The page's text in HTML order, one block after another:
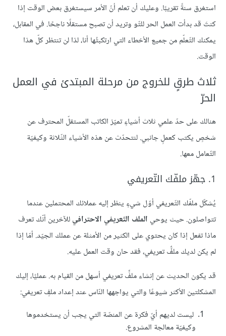
استغرق سنةً تقريبًا. وعليك أن تعلم أنّ الأمر سيستغرق بعض الوقت إذا
كنتَ قد بدأت العمل الحر للتّو وتريد أن تصبح مستقلًا ناجحًا. في المقابل،
يمكنك التّعلّم من جميع الأخطاء التي ارتكبتُها أنا، لذا لن تنتظر كلّ هذا
الوقت.
ثلاث طرقٍ للخروج من مرحلة المبتدئ في العمل
الحرّ
هنالك على حدّ علمي ثلاث أشياءٍ تميّز الكاتب المستقلّ المحترف عن
شخصٍ يكتب كعملٍ جانبي. لنتحدّث عن هذه الأشياء الثّلاثة وكيفيّة
التّعامل معها.
1. جهّز ملفّك التّعريفي
يُشكّل ملفّك التّعريفي أوّل شيءٍ ينظر إليه عملائك المحتملين عندما
تتواصلون. حيث يوحي الملف التّعريفي الاحترافيللآخرين أنّك تعرف
ماذا تفعل إذا كان يحتوي على الكثير من الأمثلة عن عملك الجيّد. أمّا إذا
لم يكن لديك ملفٌّ تعريفي، فقد حان وقت العمل عليه.
قد يكون الحديث عن إنشاء ملفٍّ تعريفي أسهل من القيام به. عمليًا، إليك
المشكلتين الأكثر شيوعًا والتي يواجهها النّاس عند إعداد ملفٍ تعريفي:
ليست لديهم أيّ فكرة عن المنصّة التي يجب أن يستخدموها
وكيفيّة معالجة المشروع.